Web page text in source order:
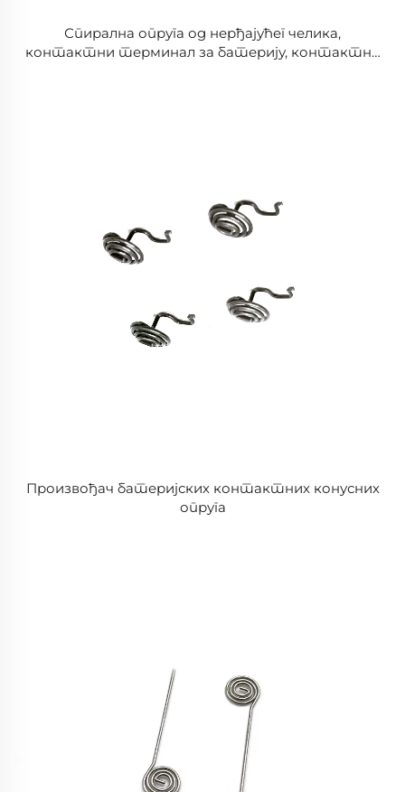
Спирална опруга од нерђајућег челика,
контактни терминал за батерију, контактна
Произвођач батеријских контактних конусних
опруга